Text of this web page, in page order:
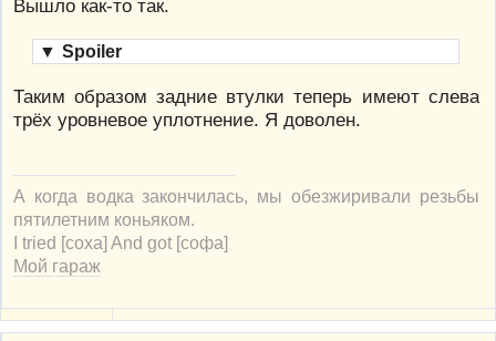
Вышло как-то так.
▼ Spoiler
Таким образом задние втулки теперь имеют слева
трёх уровневое уплотнение. Я доволен.
А когда водка закончилась, мы обезжиривали резьбы
пятилетним коньяком.
I tried [соха] And got [софа]
Мой гараж